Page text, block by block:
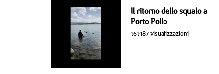
Il ritorno dello squalo a
Porto Pollo
161487 visualizzazioni